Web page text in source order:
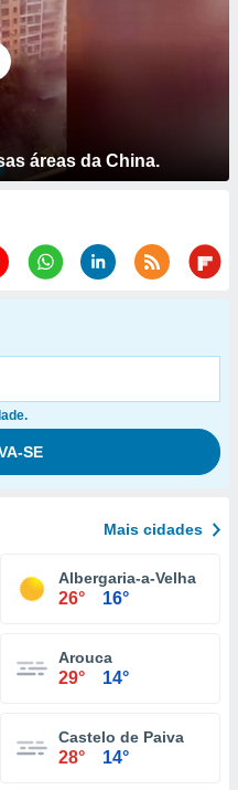
áreas da China.
Mais cidades
Albergaria-a-Velha
26° 16°
Arouca
29° 14°
Castelo de Paiva
28° 14°